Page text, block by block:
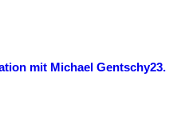
mit Michael Gentschy23.